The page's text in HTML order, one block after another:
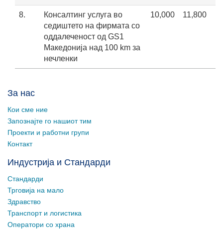
8.
Консалтинг услуга во
седиштето на фирмата со
оддалеченост од GS1
Maкедонија над 100 km за
нечленки
10,000 11,800
За нас
Кои сме ние
Запознајте го нашиот тим
Проекти и работни групи
Контакт
Индустрија и Стандарди
Стандарди
Трговија на мало
Здравство
Транспорт и логистика
Оператори со храна